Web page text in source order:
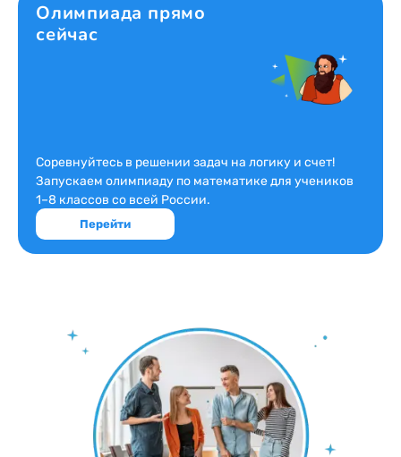
Олимпиада прямо
сейчас
Соревнуйтесь в решении задач на логику и счет!
Запускаем олимпиаду по математике для учеников
1–8 классов со всей России.
Перейти